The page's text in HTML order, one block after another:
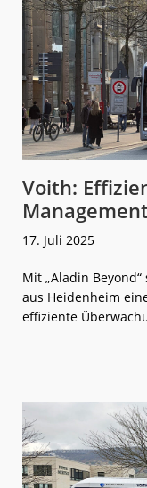
Voith:
Management
17. Juli 2025
Mit „Aladin
aus Heidenheim
effiziente